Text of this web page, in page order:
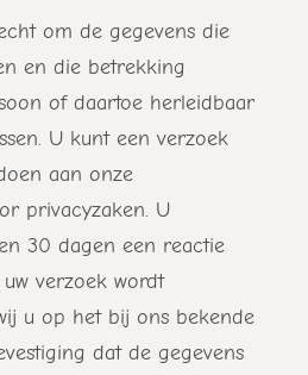
om de gegevens die
en die betrekking
of daartoe herleidbaar
U kunt een verzoek
aan onze
privacyzaken. U
30 dagen een reactie
verzoek wordt
u op het bij ons bekende
dat de gegevens